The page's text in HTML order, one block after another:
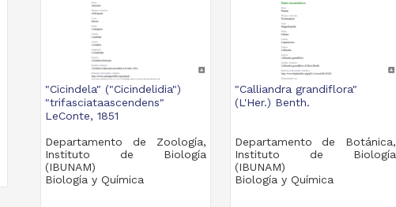
"Cicindela" ("Cicindelidia")
"trifasciataascendens"
LeConte, 1851
Departamento de Zoología,
Instituto de Biología
(IBUNAM)
Biología y Química
"Calliandra grandiflora"
(L'Her.) Benth.
Departamento de Botánica,
Instituto de Biología
(IBUNAM)
Biología y Química